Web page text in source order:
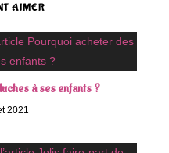
AIMER
à ses enfants ?
2021